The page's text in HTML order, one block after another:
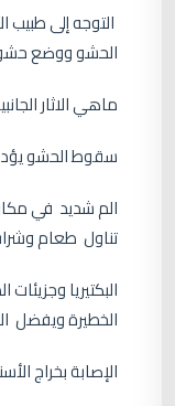
التوجه إلى طبيب
الحشو ووضع
ماهي الاثار
سقوط الحشو
الم شديد في
تناول طعام
البكتيريا
الخطيرة ويفضل
الإصابة بخراج